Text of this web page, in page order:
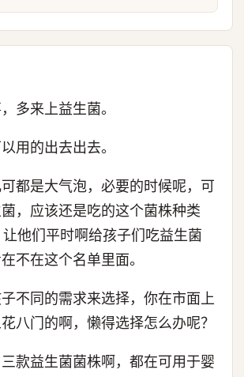
多来上益生菌。
用的出去出去。
都是大气泡，必要的时候呢，可
，应该还是吃的这个菌株种类
他们平时啊给孩子们吃益生菌
不在这个名单里面。
不同的需求来选择，你在市面上
八门的啊，懒得选择怎么办呢？
款益生菌菌株啊，都在可用于婴